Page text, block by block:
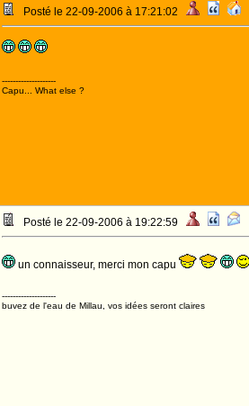
Posté le 22-09-2006 à 17:21:02
--------------------
Capu... What else ?
Posté le 22-09-2006 à 19:22:59
un connaisseur, merci mon capu
--------------------
buvez de l'eau de Millau, vos idées seront claires